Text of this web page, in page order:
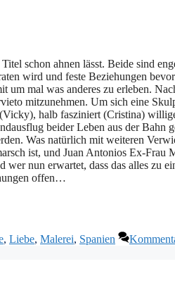
schon ahnen lässt. Beide sind
wird und feste Beziehungen
um mal was anderes zu erleben.
mitzunehmen. Um sich eine
halb fasziniert (Cristina)
beider Leben aus der Bahn
Was natürlich mit weiteren
ist, und Juan Antonios Ex-Frau
nun erwartet, dass das alles zu
offen…
, Liebe, Malerei, Spanien